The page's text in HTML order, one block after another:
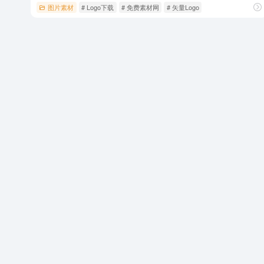
图片素材 # Logo下载 # 免费素材网 # 矢量Logo